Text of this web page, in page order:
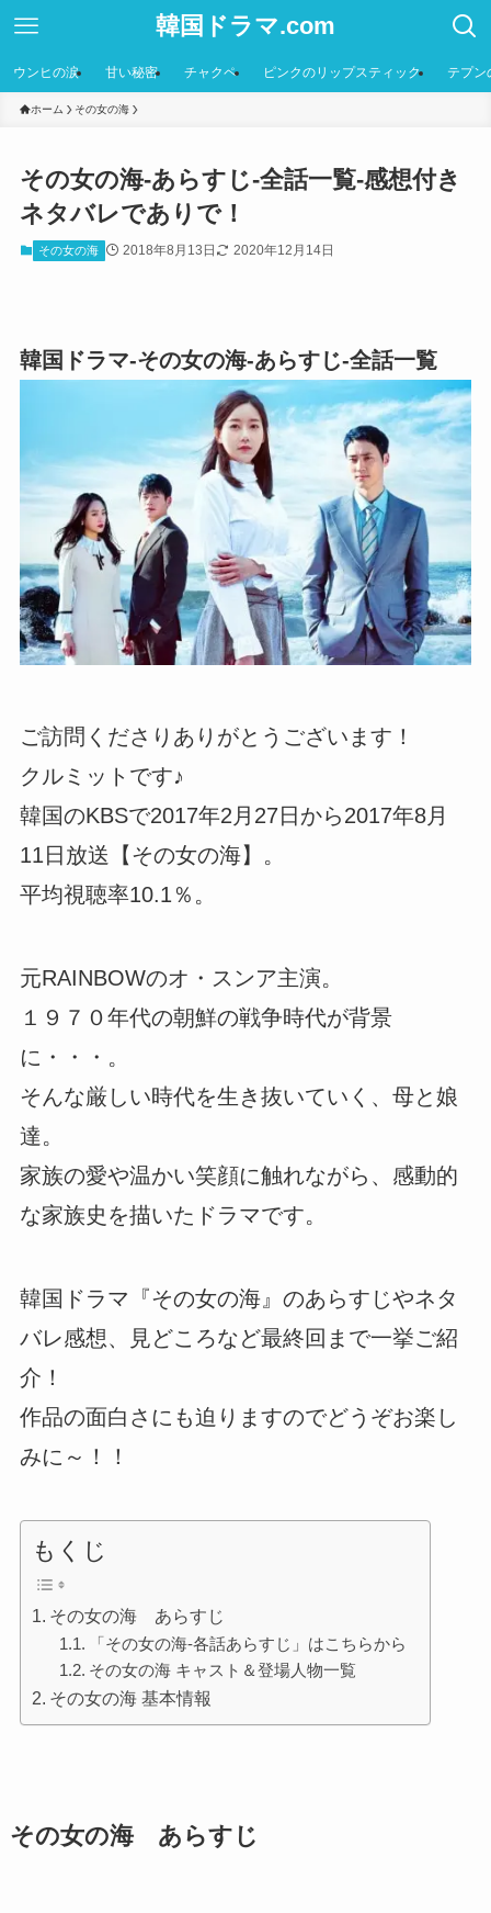
韓国ドラマ.com
ウンヒの涙 甘い秘密 チャクペ ピンクのリップスティック テプン
ホーム その女の海
その女の海-あらすじ-全話一覧-感想付き
ネタバレでありで！
その女の海 2018年8月13日 2020年12月14日
韓国ドラマ-その女の海-あらすじ-全話一覧
ご訪問くださりありがとうございます！
クルミットです♪
韓国のKBSで2017年2月27日から2017年8月
11日放送【その女の海】。
平均視聴率10.1％。
元RAINBOWのオ・スンア主演。
１９７０年代の朝鮮の戦争時代が背景
に・・・。
そんな厳しい時代を生き抜いていく、母と娘
達。
家族の愛や温かい笑顔に触れながら、感動的
な家族史を描いたドラマです。
韓国ドラマ『その女の海』のあらすじやネタ
バレ感想、見どころなど最終回まで一挙ご紹
介！
作品の面白さにも迫りますのでどうぞお楽し
みに～！！
もくじ
その女の海 あらすじ
「その女の海-各話あらすじ」はこちらから
その女の海 キャスト＆登場人物一覧
その女の海 基本情報
その女の海 あらすじ